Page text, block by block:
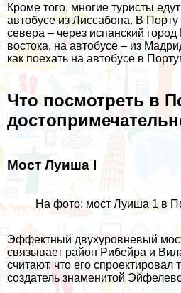
Кроме того, многие туристы
автобусе из Лиссабона. В Порту
севера – через испанский
востока, на автобусе – из
как поехать на автобусе в
Что посмотреть в
Мост Луиша I
На фото: мост Луиша 1 в
Эффектный двухуровневый
связывает район Рибейра и
считают, что его
создатель знаменитой